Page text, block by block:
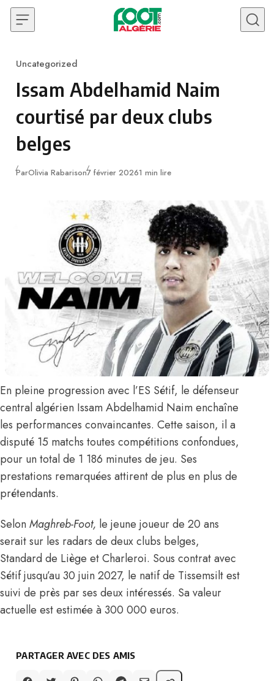
Skip to content
Category
Uncategorized
Issam Abdelhamid Naim
courtisé par deux clubs
belges
ParOlivia RabarisonPublié
7 février 20261 min lire
En pleine progression avec l’ES Sétif, le défenseur
central algérien Issam Abdelhamid Naim enchaîne
les performances convaincantes. Cette saison, il a
disputé 15 matchs toutes compétitions confondues,
pour un total de 1 186 minutes de jeu. Ses
prestations remarquées attirent de plus en plus de
prétendants.
Selon Maghreb-Foot, le jeune joueur de 20 ans
serait sur les radars de deux clubs belges,
Standard de Liège et Charleroi. Sous contrat avec
Sétif jusqu’au 30 juin 2027, le natif de Tissemsilt est
suivi de près par ses deux intéressés. Sa valeur
actuelle est estimée à 300 000 euros.
PARTAGER AVEC DES AMIS